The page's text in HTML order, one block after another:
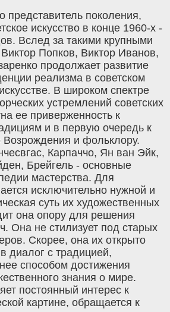
представитель поколения,
искусство в конце 1960-х -
Вслед за такими крупными
Попков, Виктор Иванов,
продолжает развитие
реализма в советском
В широком спектре
устремлений советских
ее приверженность к
и в первую очередь к
Возрождения и фольклору.
Карпаччо, Ян ван Эйк,
Брейгель - основные
мастерства. Для
исключительно нужной и
суть их художественных
она опору для решения
Она не стилизует под старых
Скорее, она их открыто
диалог с традицией,
способом достижения
знания о мире.
постоянный интерес к
картине, обращается к